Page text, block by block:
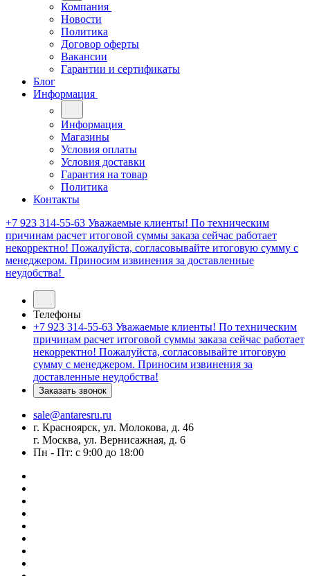
Компания
Новости
Политика
Договор оферты
Вакансии
Гарантии и сертификаты
Блог
Информация
Информация
Магазины
Условия оплаты
Условия доставки
Гарантия на товар
Политика
Контакты
+7 923 314-55-63 Уважаемые клиенты! По техническим
причинам расчет итоговой суммы заказа сейчас работает
некорректно! Пожалуйста, согласовывайте итоговую сумму с
менеджером. Приносим извинения за доставленные
неудобства!
Телефоны
+7 923 314-55-63 Уважаемые клиенты! По техническим
причинам расчет итоговой суммы заказа сейчас работает
некорректно! Пожалуйста, согласовывайте итоговую
сумму с менеджером. Приносим извинения за
доставленные неудобства!
Заказать звонок
sale@antaresru.ru
г. Красноярск, ул. Молокова, д. 46
г. Москва, ул. Вернисажная, д. 6
Пн - Пт: с 9:00 до 18:00